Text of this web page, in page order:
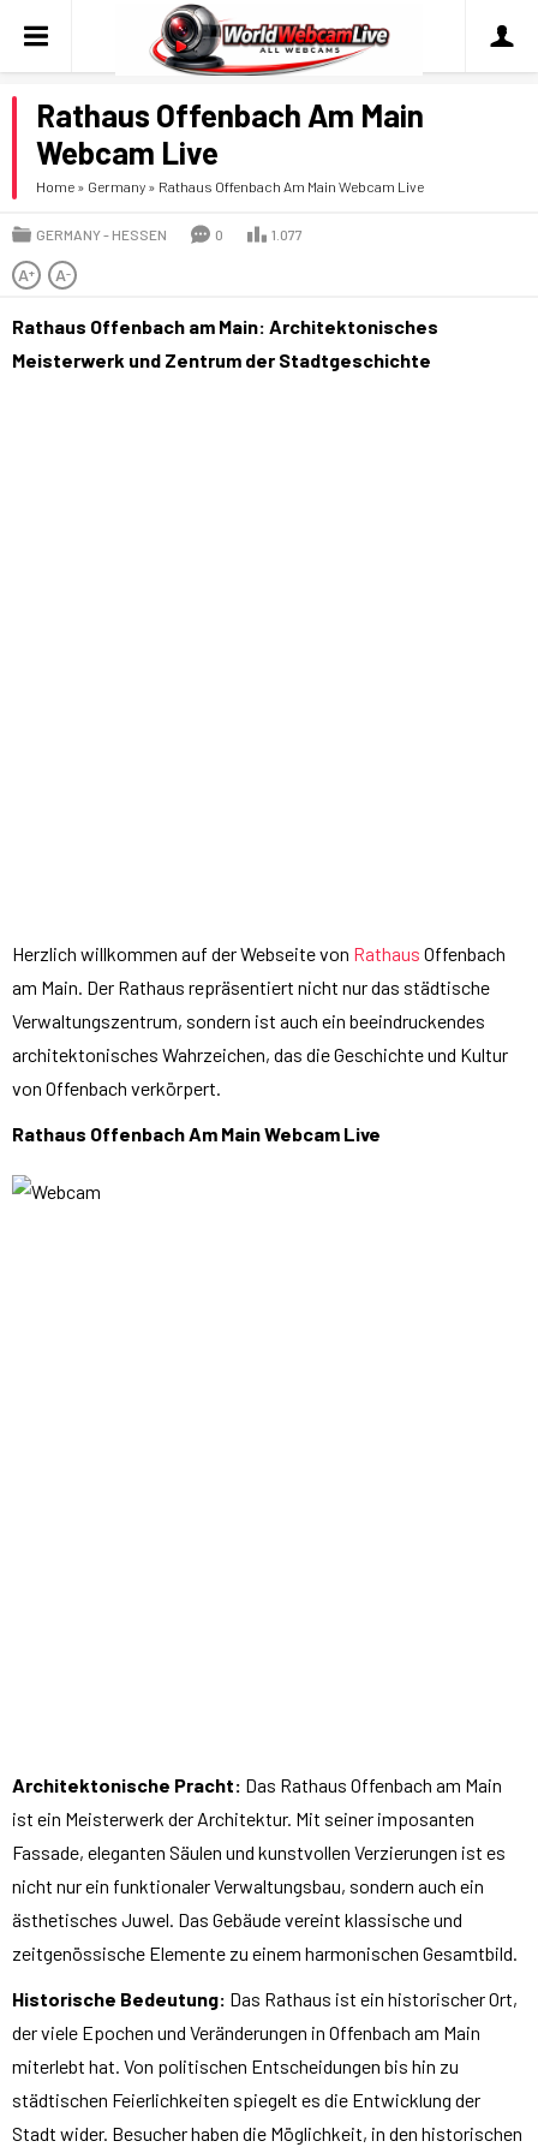
Rathaus Offenbach Am Main
Webcam Live
Home » Germany » Rathaus Offenbach Am Main Webcam Live
GERMANY HESSEN 0 1.077
A+ A-
Rathaus Offenbach am Main: Architektonisches
Meisterwerk und Zentrum der Stadtgeschichte
Herzlich willkommen auf der Webseite von Rathaus Offenbach
am Main. Der Rathaus repräsentiert nicht nur das städtische
Verwaltungszentrum, sondern ist auch ein beeindruckendes
architektonisches Wahrzeichen, das die Geschichte und Kultur
von Offenbach verkörpert.
Rathaus Offenbach Am Main Webcam Live
Architektonische Pracht: Das Rathaus Offenbach am Main
ist ein Meisterwerk der Architektur. Mit seiner imposanten
Fassade, eleganten Säulen und kunstvollen Verzierungen ist es
nicht nur ein funktionaler Verwaltungsbau, sondern auch ein
ästhetisches Juwel. Das Gebäude vereint klassische und
zeitgenössische Elemente zu einem harmonischen Gesamtbild.
Historische Bedeutung: Das Rathaus ist ein historischer Ort,
der viele Epochen und Veränderungen in Offenbach am Main
miterlebt hat. Von politischen Entscheidungen bis hin zu
städtischen Feierlichkeiten spiegelt es die Entwicklung der
Stadt wider. Besucher haben die Möglichkeit, in den historischen